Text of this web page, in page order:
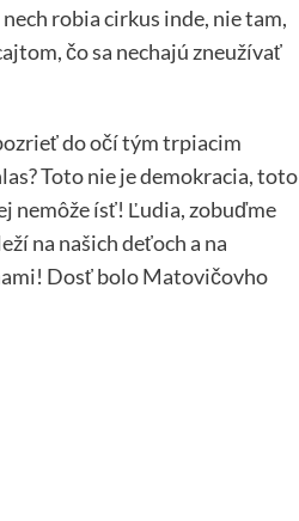
robia cirkus inde, nie tam,
čo sa nechajú zneužívať
do očí tým trpiacim
Toto nie je demokracia, toto
nemôže ísť! Ľudia, zobuďme
na našich deťoch a na
Dosť bolo Matovičovho